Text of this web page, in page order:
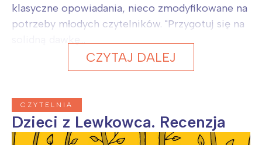
klasyczne opowiadania, nieco zmodyfikowane na
potrzeby młodych czytelników. "Przygotuj się na
CZYTAJ DALEJ
CZYTELNIA
Dzieci z Lewkowca. Recenzja